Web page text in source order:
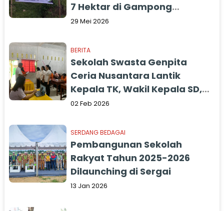
7 Hektar di Gampong
Timbang Langsa
29 Mei 2026
BERITA
Sekolah Swasta Genpita
Ceria Nusantara Lantik
Kepala TK, Wakil Kepala SD,
dan Kepala SMP
02 Feb 2026
SERDANG BEDAGAI
Pembangunan Sekolah
Rakyat Tahun 2025-2026
Dilaunching di Sergai
13 Jan 2026